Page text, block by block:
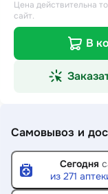
Цена действительна
сайт.
В
Самовывоз и
Сегодня
из 271